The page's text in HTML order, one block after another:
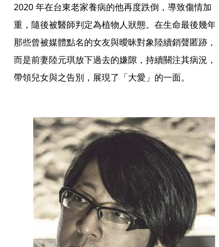
2020 年在台東老家養病的他再度跌倒，導致傷情加
重，隨後被醫師判定為植物人狀態。在生命最後幾年
那些曾被媒體點名的女友與曖昧對象陸續銷聲匿跡，
而是前妻陸元琪放下過去的嫌隙，持續關注其病況，
帶領兒女與之告別，展現了「大愛」的一面。